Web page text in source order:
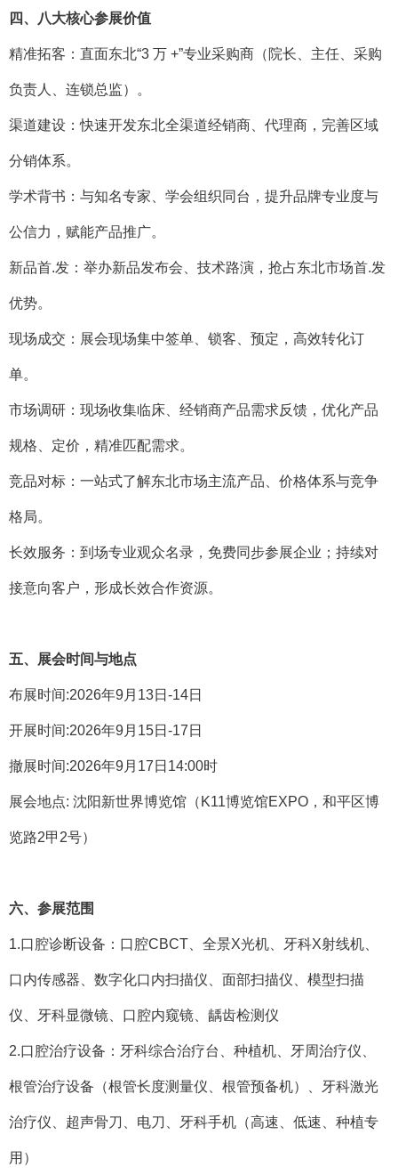
四、八大核心参展价值
精准拓客：直面东北“3 万 +”专业采购商（院长、主任、采购
负责人、连锁总监）。
渠道建设：快速开发东北全渠道经销商、代理商，完善区域
分销体系。
学术背书：与知名专家、学会组织同台，提升品牌专业度与
公信力，赋能产品推广。
新品首.发：举办新品发布会、技术路演，抢占东北市场首.发
优势。
现场成交：展会现场集中签单、锁客、预定，高效转化订
单。
市场调研：现场收集临床、经销商产品需求反馈，优化产品
规格、定价，精准匹配需求。
竞品对标：一站式了解东北市场主流产品、价格体系与竞争
格局。
长效服务：到场专业观众名录，免费同步参展企业；持续对
接意向客户，形成长效合作资源。
五、展会时间与地点
布展时间:2026年9月13日-14日
开展时间:2026年9月15日-17日
撤展时间:2026年9月17日14:00时
展会地点: 沈阳新世界博览馆（K11博览馆EXPO，和平区博
览路2甲2号）
六、 参展范围
1.口腔诊断设备：口腔CBCT、全景X光机、牙科X射线机、
口内传感器、数字化口内扫描仪、面部扫描仪、模型扫描
仪、牙科显微镜、口腔内窥镜、龋齿检测仪
2.口腔治疗设备：牙科综合治疗台、种植机、牙周治疗仪、
根管治疗设备（根管长度测量仪、根管预备机）、牙科激光
治疗仪、超声骨刀、电刀、牙科手机（高速、低速、种植专
用）